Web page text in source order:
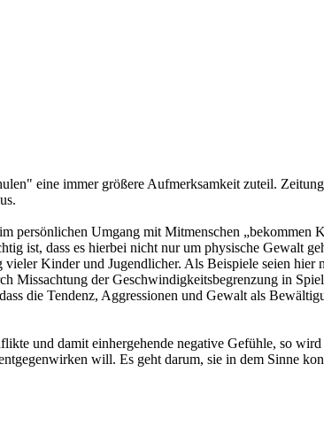
eine immer größere Aufmerksamkeit zuteil.
persönlichen Umgang mit Mitmenschen
ist, dass es hierbei nicht nur um physische Gewalt
Kinder und Jugendlicher. Als Beispiele seien
Missachtung der Geschwindigkeitsbegrenzung in
die Tendenz, Aggressionen und Gewalt als
und damit einhergehende negative Gefühle, so
will. Es geht darum, sie in dem Sinne